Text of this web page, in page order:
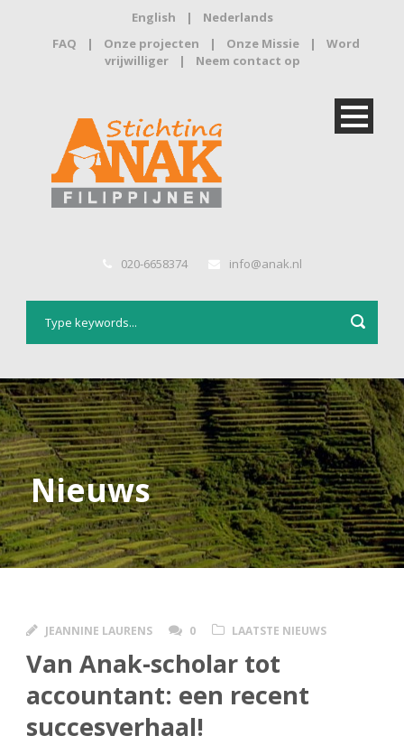
English |
Nederlands
FAQ
| Onze projecten | Onze Missie |
Word
vrijwilliger
| Neem contact op
020-6658374 info@anak.nl
Nieuws
JEANNINE LAURENS 0 LAATSTE NIEUWS
Van Anak-scholar tot
accountant: een recent
succesverhaal!